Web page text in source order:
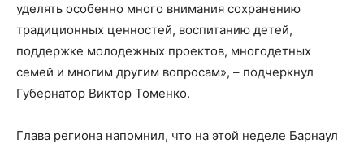
уделять особенно много внимания сохранению
традиционных ценностей, воспитанию детей,
поддержке молодежных проектов, многодетных
семей и многим другим вопросам», – подчеркнул
Губернатор Виктор Томенко.
Глава региона напомнил, что на этой неделе Барнаул